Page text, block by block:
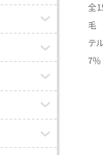
全
毛
テ
7％